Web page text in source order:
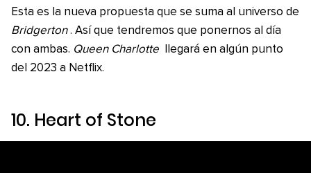
Esta es la nueva propuesta que se suma al universo de
Bridgerton . Así que tendremos que ponernos al día
con ambas. Queen Charlotte
llegará en algún punto
del 2023 a Netflix.
10. Heart of Stone